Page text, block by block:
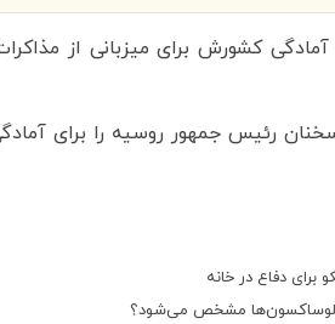
کشورش برای میزبانی از
رئیس جمهور روسیه را برای
دفاع در خانه
مشخص می‌شود؟